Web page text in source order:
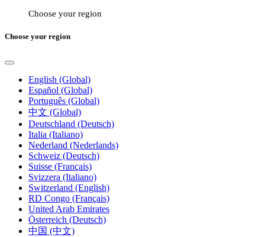
Choose your region
Choose your region
English (Global)
Español (Global)
Português (Global)
中文 (Global)
Deutschland (Deutsch)
Italia (Italiano)
Nederland (Nederlands)
Schweiz (Deutsch)
Suisse (Français)
Svizzera (Italiano)
Switzerland (English)
RD Congo (Français)
United Arab Emirates
Österreich (Deutsch)
中国 (中文)